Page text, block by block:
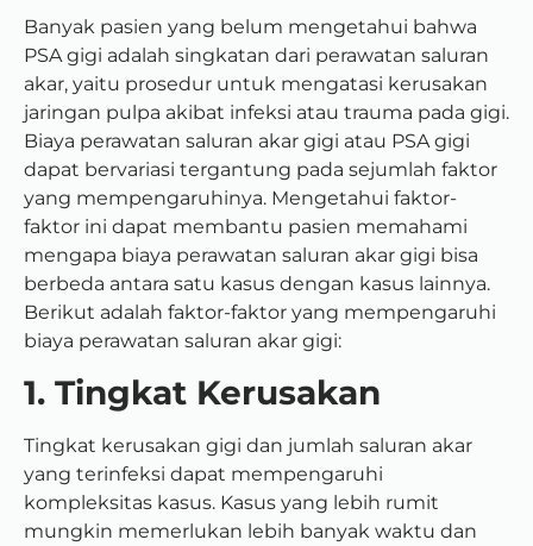
Banyak pasien yang belum mengetahui bahwa
PSA gigi adalah singkatan dari perawatan saluran
akar, yaitu prosedur untuk mengatasi kerusakan
jaringan pulpa akibat infeksi atau trauma pada gigi.
Biaya perawatan saluran akar gigi atau PSA gigi
dapat bervariasi tergantung pada sejumlah faktor
yang mempengaruhinya. Mengetahui faktor-
faktor ini dapat membantu pasien memahami
mengapa biaya perawatan saluran akar gigi bisa
berbeda antara satu kasus dengan kasus lainnya.
Berikut adalah faktor-faktor yang mempengaruhi
biaya perawatan saluran akar gigi:
1. Tingkat Kerusakan
Tingkat kerusakan gigi dan jumlah saluran akar
yang terinfeksi dapat mempengaruhi
kompleksitas kasus. Kasus yang lebih rumit
mungkin memerlukan lebih banyak waktu dan